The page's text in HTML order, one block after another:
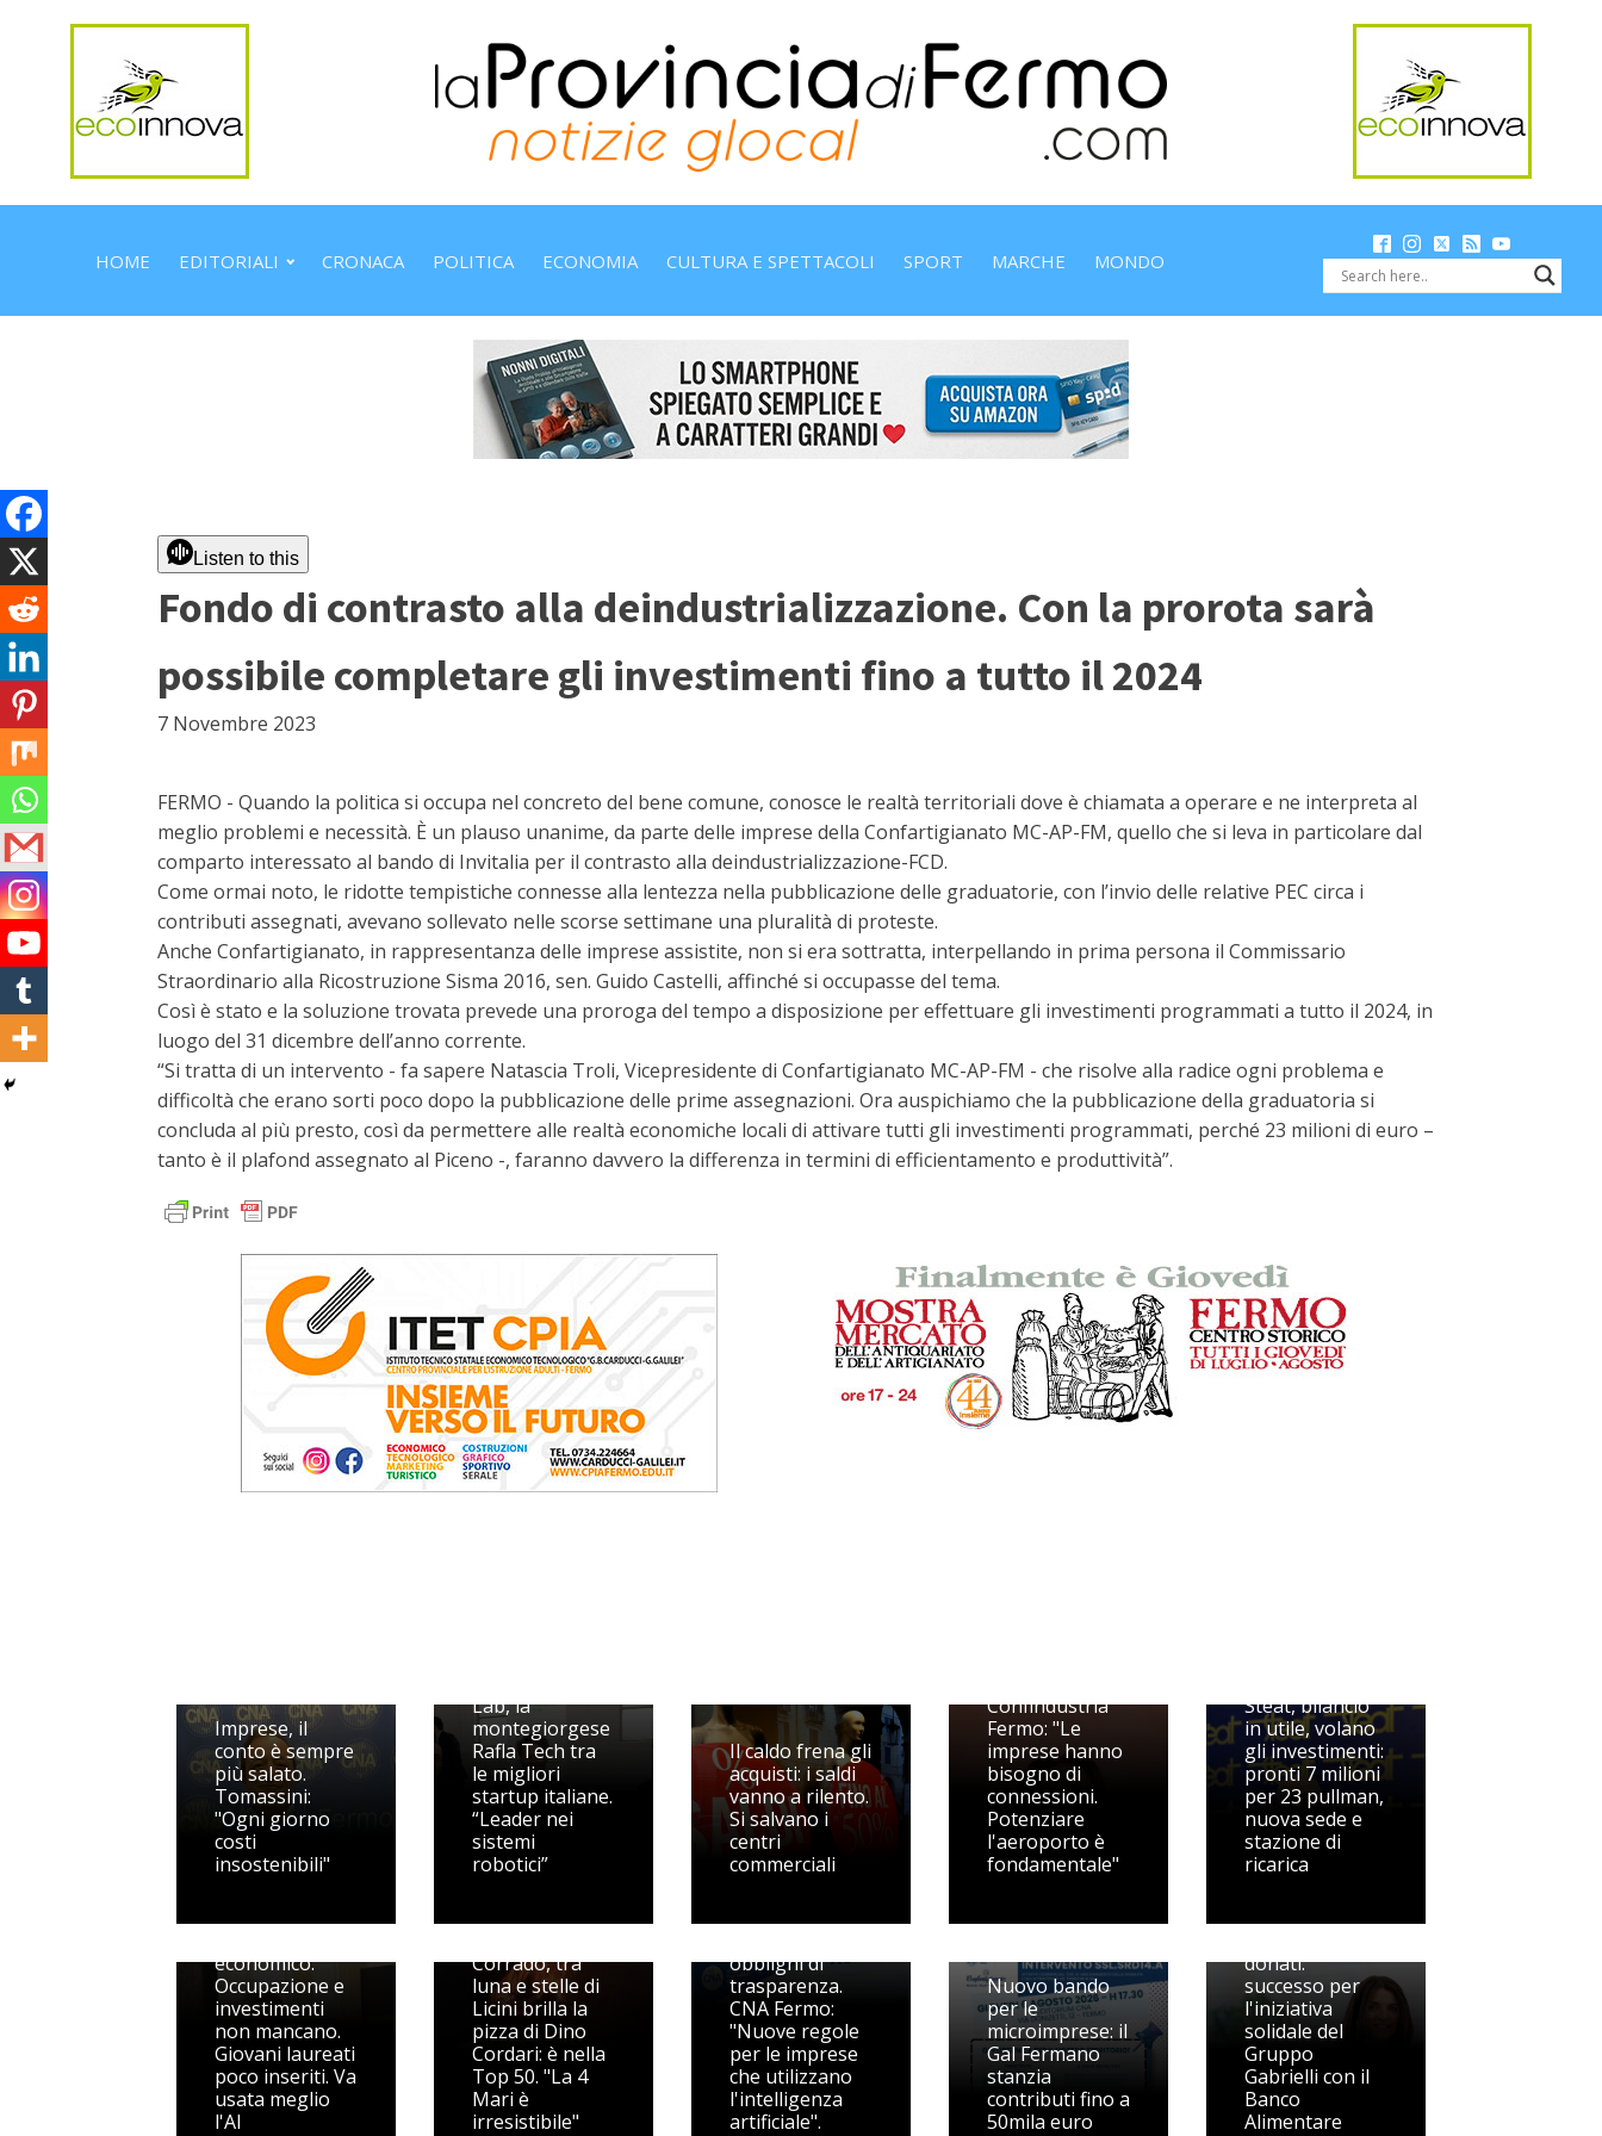
HOME EDITORIALI CRONACA POLITICA ECONOMIA CULTURA E SPETTACOLI SPORT MARCHE MONDO
Listen to this
Fondo di contrasto alla deindustrializzazione. Con la prorota sarà
possibile completare gli investimenti fino a tutto il 2024
7 Novembre 2023
FERMO - Quando la politica si occupa nel concreto del bene comune, conosce le realtà territoriali dove è chiamata a operare e ne interpreta al
meglio problemi e necessità. È un plauso unanime, da parte delle imprese della Confartigianato MC-AP-FM, quello che si leva in particolare dal
comparto interessato al bando di Invitalia per il contrasto alla deindustrializzazione-FCD.
Come ormai noto, le ridotte tempistiche connesse alla lentezza nella pubblicazione delle graduatorie, con l’invio delle relative PEC circa i
contributi assegnati, avevano sollevato nelle scorse settimane una pluralità di proteste.
Anche Confartigianato, in rappresentanza delle imprese assistite, non si era sottratta, interpellando in prima persona il Commissario
Straordinario alla Ricostruzione Sisma 2016, sen. Guido Castelli, affinché si occupasse del tema.
Così è stato e la soluzione trovata prevede una proroga del tempo a disposizione per effettuare gli investimenti programmati a tutto il 2024, in
luogo del 31 dicembre dell’anno corrente.
“Si tratta di un intervento - fa sapere Natascia Troli, Vicepresidente di Confartigianato MC-AP-FM - che risolve alla radice ogni problema e
difficoltà che erano sorti poco dopo la pubblicazione delle prime assegnazioni. Ora auspichiamo che la pubblicazione della graduatoria si
concluda al più presto, così da permettere alle realtà economiche locali di attivare tutti gli investimenti programmati, perché 23 milioni di euro –
tanto è il plafond assegnato al Piceno -, faranno davvero la differenza in termini di efficientamento e produttività”.
Imprese, il
conto è sempre
più salato.
Tomassini:
"Ogni giorno
costi
insostenibili"
Lab, la
montegiorgese
Rafla Tech tra
le migliori
startup italiane.
“Leader nei
sistemi
robotici”
Il caldo frena gli
acquisti: i saldi
vanno a rilento.
Si salvano i
centri
commerciali
Confindustria
Fermo: "Le
imprese hanno
bisogno di
connessioni.
Potenziare
l'aeroporto è
fondamentale"
Steat, bilancio
in utile, volano
gli investimenti:
pronti 7 milioni
per 23 pullman,
nuova sede e
stazione di
ricarica
Marche, il
economico.
Occupazione e
investimenti
non mancano.
Giovani laureati
poco inseriti. Va
usata meglio
l'AI
Corrado, tra
luna e stelle di
Licini brilla la
pizza di Dino
Cordari: è nella
Top 50. "La 4
Mari è
irresistibile"
agosto
obblighi di
trasparenza.
CNA Fermo:
"Nuove regole
per le imprese
che utilizzano
l'intelligenza
artificiale".
Nuovo bando
per le
microimprese: il
Gal Fermano
stanzia
contributi fino a
50mila euro
donati:
successo per
l'iniziativa
solidale del
Gruppo
Gabrielli con il
Banco
Alimentare